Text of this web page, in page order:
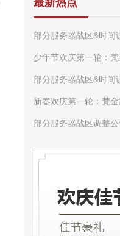
最新热点
部分服务器战区&时间
少年节欢庆第一轮：
部分服务器战区&时间
新春欢庆第一轮：梵
部分服务器战区调整